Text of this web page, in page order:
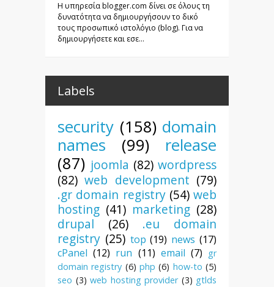
Η υπηρεσία blogger.com δίνει σε όλους τη
δυνατότητα να δημιουργήσουν το δικό
τους προσωπικό ιστολόγιο (blog). Για να
δημιουργήσετε και εσε...
Labels
security (158) domain
names
(99)
release
(87) joomla (82) wordpress
(82) web development (79)
.gr domain registry (54) web
hosting (41) marketing (28)
drupal
(26)
.eu domain
registry (25) top (19) news (17)
cPanel (12) run (11) email (7) gr
domain registry (6) php (6) how-to (5)
seo (3) web hosting provider (3) gtlds